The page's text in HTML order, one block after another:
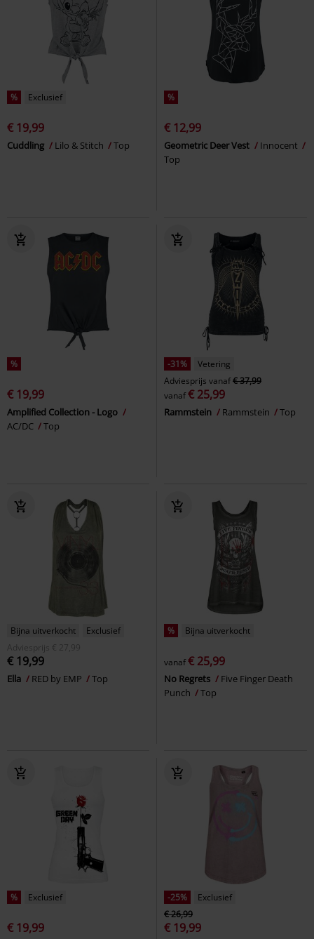
% Exclusief
€ 19,99
Cuddling Lilo & Stitch Top
%
€ 12,99
Geometric Deer Vest
Innocent
Top
%
€ 19,99
Amplified Collection - Logo
AC/DC
Top
-31%
Vetering
Adviesprijs vanaf€ 37,99
vanaf€ 25,99
Rammstein Rammstein Top
Bijna uitverkocht
Exclusief
Adviesprijs
€ 27,99
€ 19,99
Ella RED by EMP Top
% Bijna uitverkocht
vanaf€ 25,99
No Regrets
Five Finger Death
Punch
Top
% Exclusief
€ 19,99
-25%
Exclusief
€ 26,99
€ 19,99